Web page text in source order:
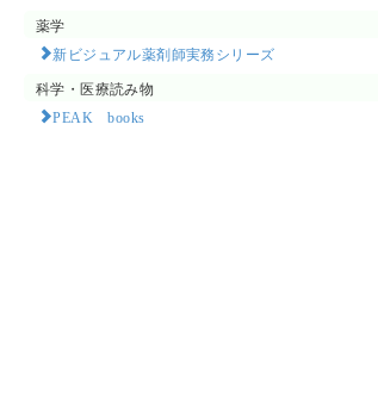
薬学
新ビジュアル薬剤師実務シリーズ
科学・医療読み物
PEAK books​